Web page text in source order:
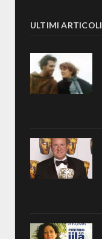
ULTIMI ARTICOLI